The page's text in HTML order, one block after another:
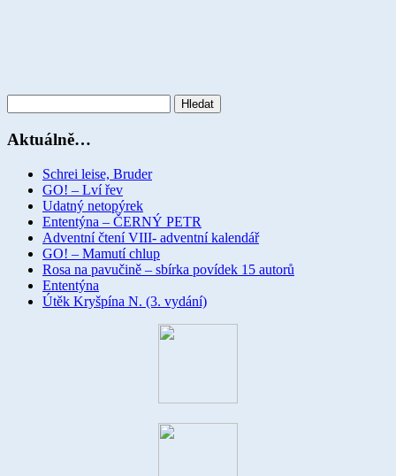
Aktuálně…
Schrei leise, Bruder
GO! – Lví řev
Udatný netopýrek
Ententýna – ČERNÝ PETR
Adventní čtení VIII- adventní kalendář
GO! – Mamutí chlup
Rosa na pavučině – sbírka povídek 15 autorů
Ententýna
Útěk Kryšpína N. (3. vydání)